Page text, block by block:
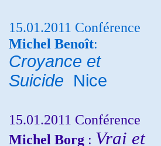
15.01.2011 Conférence
Michel Benoît:
Croyance et
Suicide Nice
15.01.2011 Conférence
Michel Borg : Vrai et